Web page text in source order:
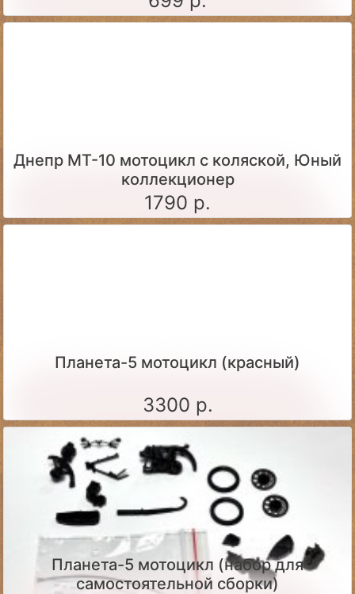
Днепр МТ-10 мотоцикл с коляской, Юный
коллекционер
1790 р.
Планета-5 мотоцикл (красный)
3300 р.
Планета-5 мотоцикл (набор для
самостоятельной сборки)